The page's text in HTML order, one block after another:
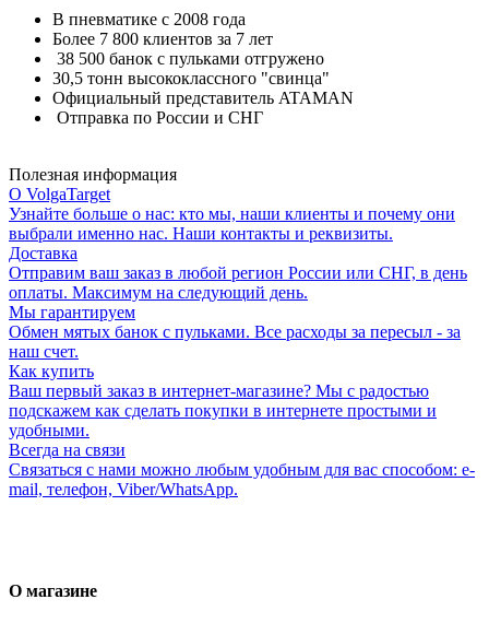
В пневматике с 2008 года
Более 7 800 клиентов за 7 лет
38 500 банок с пульками отгружено
30,5 тонн высококлассного "свинца"
Официальный представитель ATAMAN
Отправка по России и СНГ
Полезная информация
О VolgaTarget
Узнайте больше о нас: кто мы, наши клиенты и почему они
выбрали именно нас. Наши контакты и реквизиты.
Доставка
Отправим ваш заказ в любой регион России или СНГ, в день
оплаты. Максимум на следующий день.
Мы гарантируем
Обмен мятых банок с пульками. Все расходы за пересыл - за
наш счет.
Как купить
Ваш первый заказ в интернет-магазине? Мы с радостью
подскажем как сделать покупки в интернете простыми и
удобными.
Всегда на связи
Связаться с нами можно любым удобным для вас способом: e-
mail, телефон, Viber/WhatsApp.
О магазине